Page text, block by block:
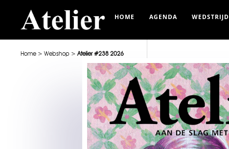
HOME AGENDA WEDSTRIJD
Home > Webshop > Atelier #238 2026